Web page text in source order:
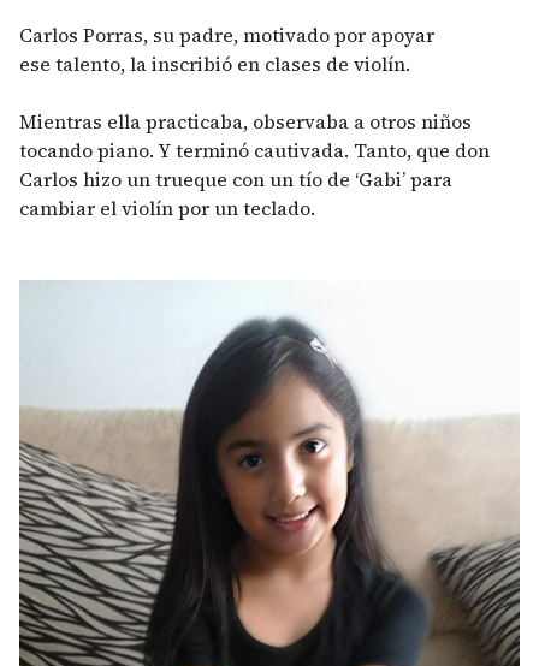
Carlos Porras, su padre, motivado por apoyar
ese talento, la inscribió en clases de violín.
Mientras ella practicaba, observaba a otros niños
tocando piano. Y terminó cautivada. Tanto, que don
Carlos hizo un trueque con un tío de ‘Gabi’ para
cambiar el violín por un teclado.